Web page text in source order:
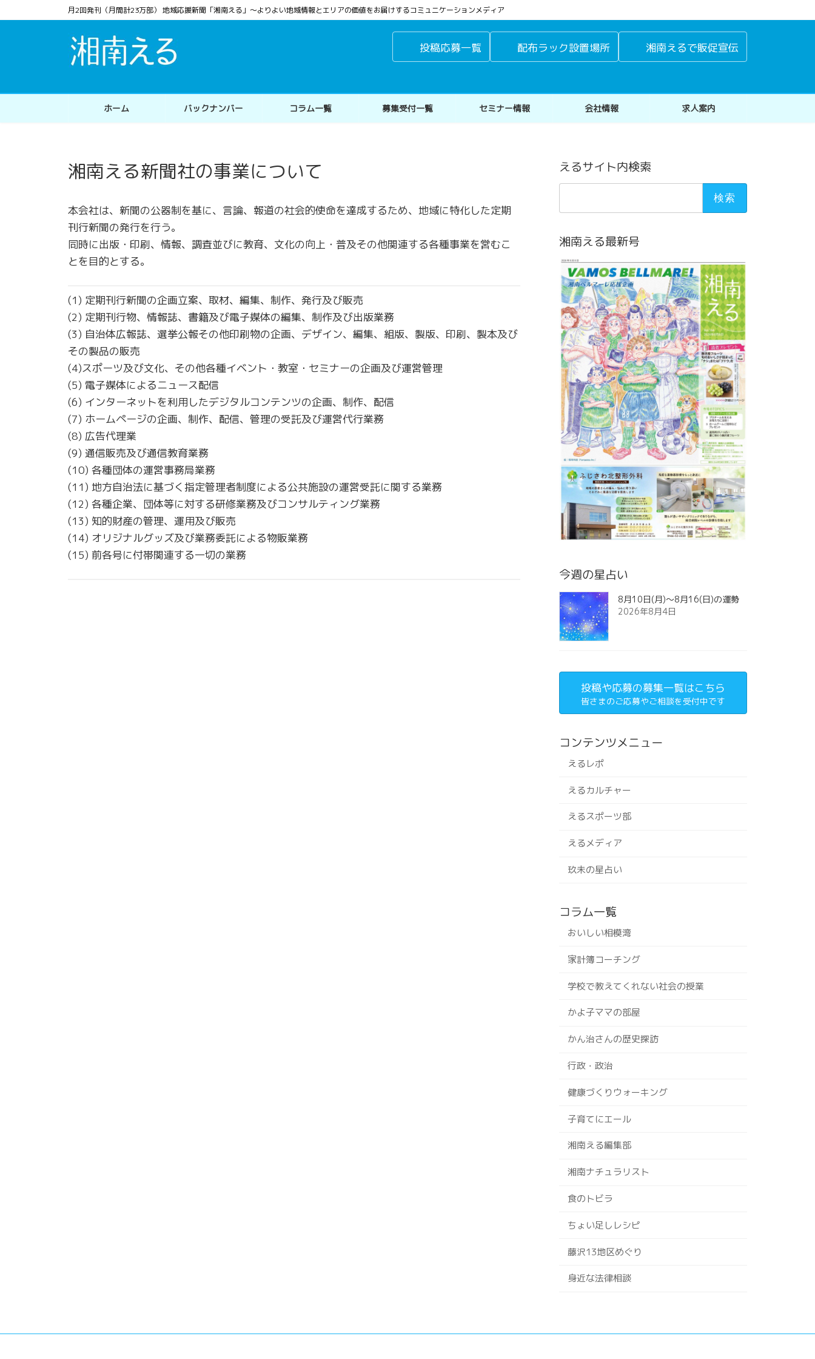
ン
ス
ビ
ン
月2回発刊（月間計23万部） 地域応援新聞「湘南える」〜よりよい地域情報とエリアの価値をお届けするコミュニケーションメディア
投稿応募一覧 配布ラック設置場所 湘南えるで販促宣伝
ホーム バックナンバー コラム一覧 募集受付一覧 セミナー情報 会社情報 求人案内
湘南える新聞社の事業について
本会社は、新聞の公器制を基に、言論、報道の社会的使命を達成するため、地域に特化した定期
刊行新聞の発行を行う。
同時に出版・印刷、情報、調査並びに教育、文化の向上・普及その他関連する各種事業を営むこ
とを目的とする。
(1) 定期刊行新聞の企画立案、取材、編集、制作、発行及び販売
(2) 定期刊行物、情報誌、書籍及び電子媒体の編集、制作及び出版業務
(3) 自治体広報誌、選挙公報その他印刷物の企画、デザイン、編集、組版、製版、印刷、製本及び
その製品の販売
(4)スポーツ及び文化、その他各種イベント・教室・セミナーの企画及び運営管理
(5) 電子媒体によるニュース配信
(6) インターネットを利用したデジタルコンテンツの企画、制作、配信
(7) ホームページの企画、制作、配信、管理の受託及び運営代行業務
(8) 広告代理業
(9) 通信販売及び通信教育業務
(10) 各種団体の運営事務局業務
(11) 地方自治法に基づく指定管理者制度による公共施設の運営受託に関する業務
(12) 各種企業、団体等に対する研修業務及びコンサルティング業務
(13) 知的財産の管理、運用及び販売
(14) オリジナルグッズ及び業務委託による物販業務
(15) 前各号に付帯関連する一切の業務
えるサイト内検索
湘南える最新号
今週の星占い
8月10日(月)～8月16(日)の運勢
2026年8月4日
投稿や応募の募集一覧はこちら
皆さまのご応募やご相談を受付中です
コンテンツメニュー
えるレポ
えるカルチャー
えるスポーツ部
えるメディア
玖未の星占い
コラム一覧
おいしい相模湾
家計簿コーチング
学校で教えてくれない社会の授業
かよ子ママの部屋
かん治さんの歴史探訪
行政・政治
健康づくりウォーキング
子育てにエール
湘南える編集部
湘南ナチュラリスト
食のトビラ
ちょい足しレシピ
藤沢13地区めぐり
身近な法律相談